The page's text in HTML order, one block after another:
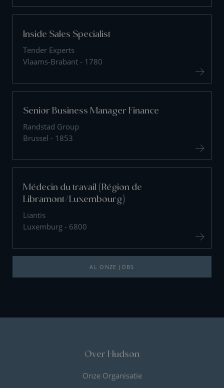
Inside Sales Specialist
Tender Experts
Vlaams-Brabant - 1780
Senior Business Manager Finance
Randstad Group
Brussel - 1853
Médecin du travail (Région de
Libramont/Luxembourg)
Liantis
Luxemburg - 6800
AL ONZE JOBS
Over Hudson
Onze Organisatie